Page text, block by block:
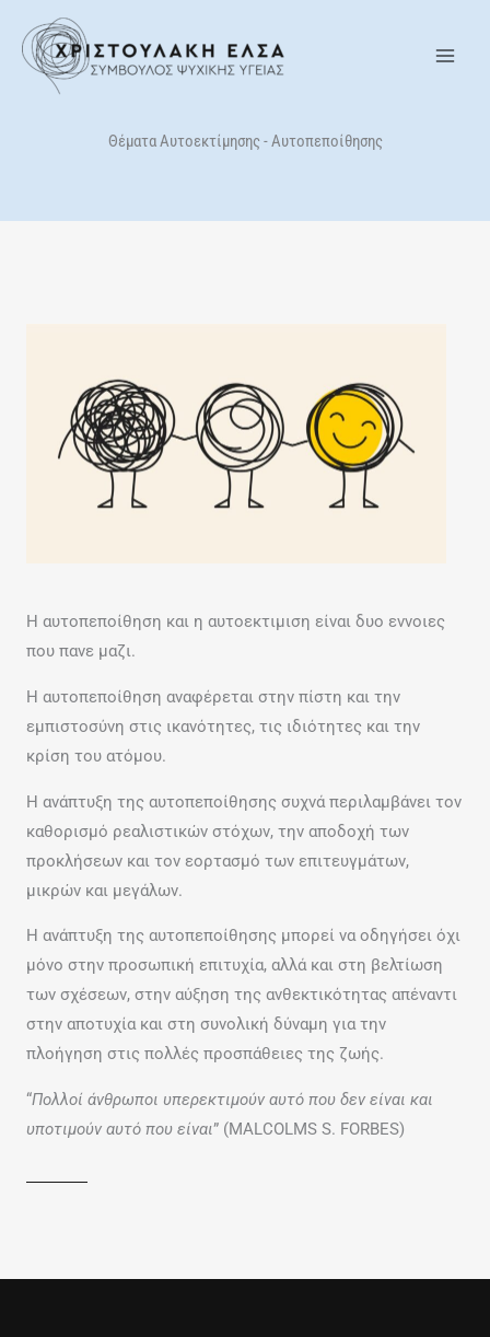
content
Θέματα Αυτοεκτίμησης - Αυτοπεποίθησης
Η αυτοπεποίθηση και η αυτοεκτιμιση είναι δυο εννοιες
που πανε μαζι.
Η αυτοπεποίθηση αναφέρεται στην πίστη και την
εμπιστοσύνη στις ικανότητες, τις ιδιότητες και την
κρίση του ατόμου.
Η ανάπτυξη της αυτοπεποίθησης συχνά περιλαμβάνει τον
καθορισμό ρεαλιστικών στόχων, την αποδοχή των
προκλήσεων και τον εορτασμό των επιτευγμάτων,
μικρών και μεγάλων.
Η ανάπτυξη της αυτοπεποίθησης μπορεί να οδηγήσει όχι
μόνο στην προσωπική επιτυχία, αλλά και στη βελτίωση
των σχέσεων, στην αύξηση της ανθεκτικότητας απέναντι
στην αποτυχία και στη συνολική δύναμη για την
πλοήγηση στις πολλές προσπάθειες της ζωής.
“Πολλοί άνθρωποι υπερεκτιμούν αυτό που δεν είναι και
υποτιμούν αυτό που είναι” (MALCOLMS S. FORBES)